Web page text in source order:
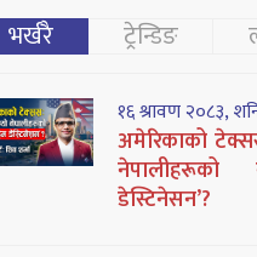
भर्खरै ट्रेन्डिङ
१६ श्रावण २०८३,
अमेरिकाको
नेपालीहरूको
डेस्टिनेसन’?